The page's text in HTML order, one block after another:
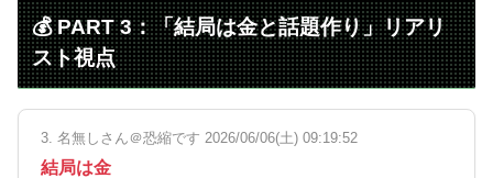
💰 PART 3：「結局は金と話題作り」リアリ
スト視点
3. 名無しさん＠恐縮です 2026/06/06(土) 09:19:52
結局は金